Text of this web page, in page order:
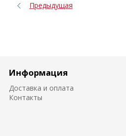
Предыдущая
Информация
Доставка и оплата
Контакты